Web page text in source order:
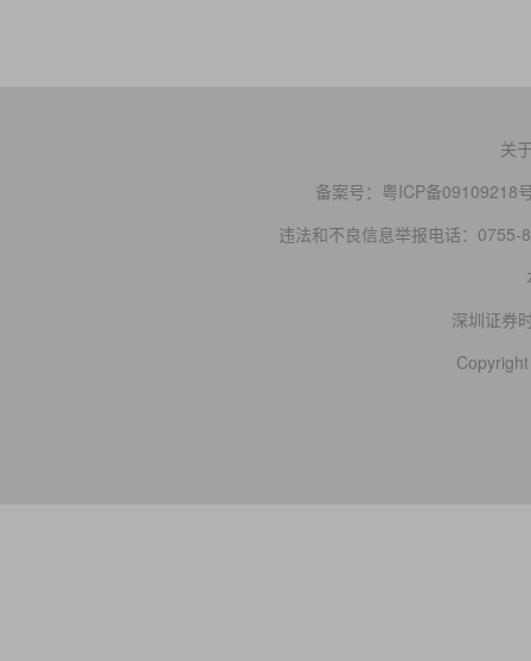
关
备案号： 粤ICP备09109218
违法和不良信息举报电话：0755-
深圳证券